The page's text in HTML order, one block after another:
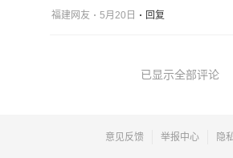
福建网友 5月20日 回复
已显示全部评论
意见反馈 举报中心 隐